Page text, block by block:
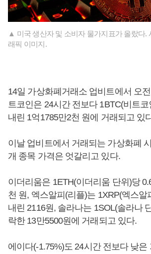
▲ 미국 생산자 및 소비자 물가지표가 올랐다.
래픽 이미지.
14일 가상화폐거래소 업비트에서 오전
트코인은 24시간 전보다 1BTC(비트
내린 1억1785만2천 원에 거래되고 있
이날 업비트에서 거래되는 가상화폐
개 종목 가격은 엇갈리고 있다.
이더리움은 1ETH(이더리움 단위)당
천 원, 엑스알피(리플)는 1XRP(엑스알
내린 2116원, 솔라나는 1SOL(솔라나
락한 13만5500원에 거래되고 있다.
에이다(-1.75%)도 24시간 전보다 낮은